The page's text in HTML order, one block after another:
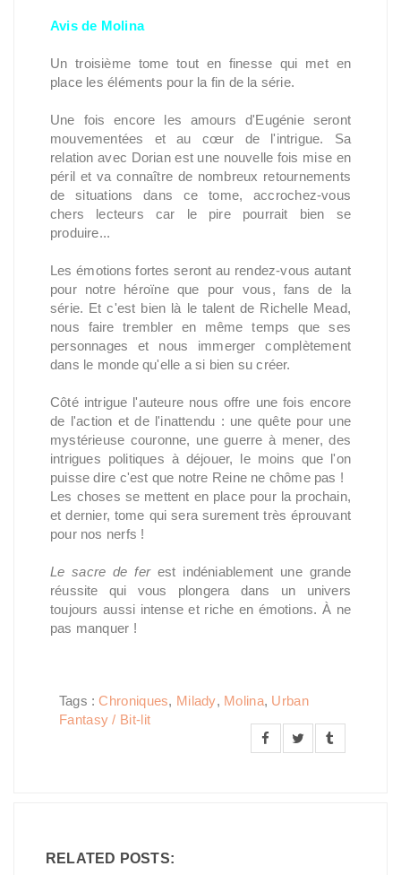
Avis de Molina
Un troisième tome tout en finesse qui met en
place les éléments pour la fin de la série.
Une fois encore les amours d'Eugénie seront
mouvementées et au cœur de l'intrigue. Sa
relation avec Dorian est une nouvelle fois mise en
péril et va connaître de nombreux retournements
de situations dans ce tome, accrochez-vous
chers lecteurs car le pire pourrait bien se
produire...
Les émotions fortes seront au rendez-vous autant
pour notre héroïne que pour vous, fans de la
série. Et c'est bien là le talent de Richelle Mead,
nous faire trembler en même temps que ses
personnages et nous immerger complètement
dans le monde qu'elle a si bien su créer.
Côté intrigue l'auteure nous offre une fois encore
de l'action et de l'inattendu : une quête pour une
mystérieuse couronne, une guerre à mener, des
intrigues politiques à déjouer, le moins que l'on
puisse dire c'est que notre Reine ne chôme pas !
Les choses se mettent en place pour la prochain,
et dernier, tome qui sera surement très éprouvant
pour nos nerfs !
Le sacre de ferest indéniablement une grande
réussite qui vous plongera dans un univers
toujours aussi intense et riche en émotions. À ne
pas manquer !
Tags :Chroniques, Milady, Molina, Urban
Fantasy / Bit-lit
RELATED POSTS: